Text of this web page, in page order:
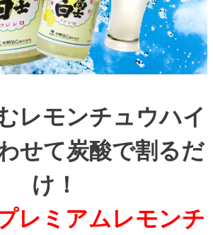
レモンチュウハイ
せて炭酸で割るだ
け！
レミアムレモンチ